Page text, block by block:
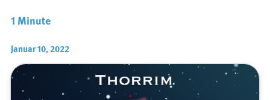
1 Minute
Januar 10, 2022